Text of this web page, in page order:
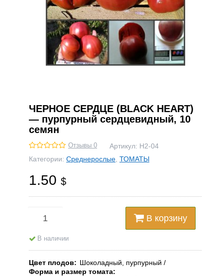
ЧЕРНОЕ СЕРДЦЕ (BLACK HEART)
— пурпурный сердцевидный, 10
семян
Отзывы 0 Артикул: Н2-04
Категории: Среднерослые ТОМАТЫ
1.50 $
В корзину
В наличии
Цвет плодов
Шоколадный, пурпурный
Форма и размер томата